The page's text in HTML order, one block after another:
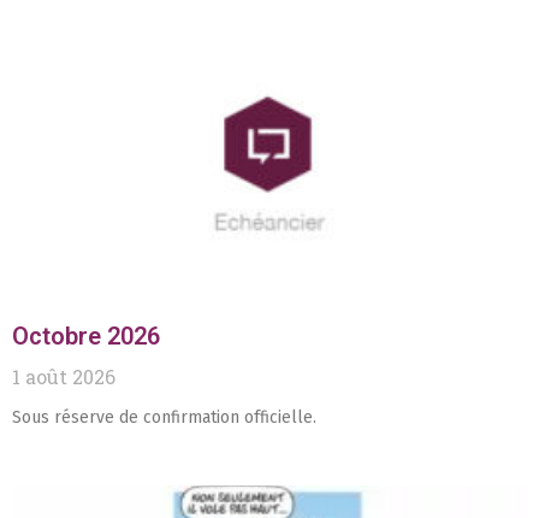
Octobre 2026
1 août 2026
Sous réserve de confirmation officielle.